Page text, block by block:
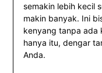
semakin lebih kecil
makin banyak. Ini
kenyang tanpa ada
hanya itu, dengar
Anda.